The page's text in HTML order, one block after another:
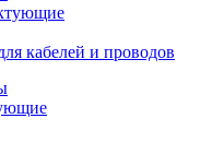
кабелей и проводов